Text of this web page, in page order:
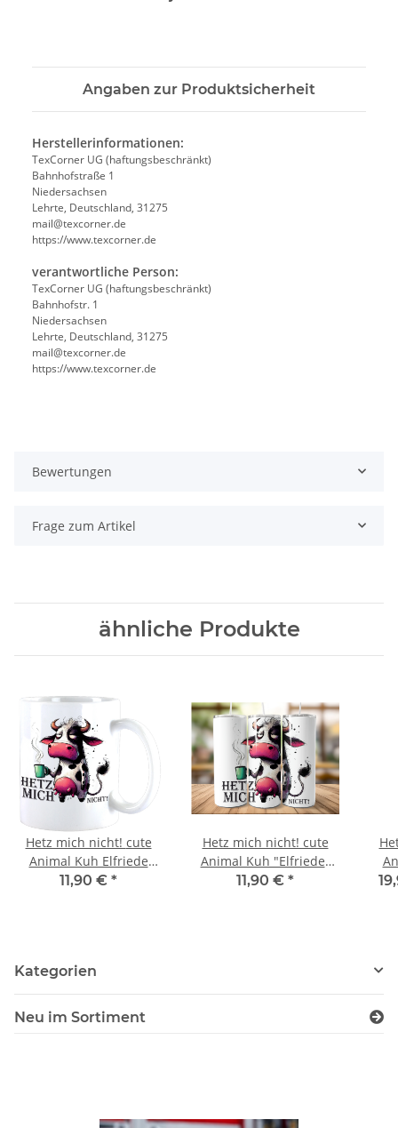
Angaben zur Produktsicherheit
Herstellerinformationen:
TexCorner UG (haftungsbeschränkt)
Bahnhofstraße 1
Niedersachsen
Lehrte, Deutschland, 31275
mail@texcorner.de
https://www.texcorner.de
verantwortliche Person:
TexCorner UG (haftungsbeschränkt)
Bahnhofstr. 1
Niedersachsen
Lehrte, Deutschland, 31275
mail@texcorner.de
https://www.texcorner.de
Bewertungen
Frage zum Artikel
ähnliche Produkte
Hetz mich nicht! cute
Animal Kuh Elfriede
Design Büro Kaffee
11,90 € *
Hetz mich nicht! cute
Animal Kuh "Elfriede"
Tumbler Trinkflasche
11,90 € *
Kategorien
Neu im Sortiment